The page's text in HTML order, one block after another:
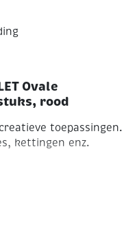
Ovale
rood
toepassingen.
kettingen enz.